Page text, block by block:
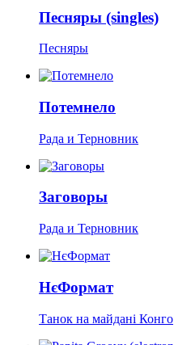
Песняры (singles)
Песняры
Потемнело
Рада и Терновник
Заговоры
Рада и Терновник
НєФормат
Танок на майдані Конго